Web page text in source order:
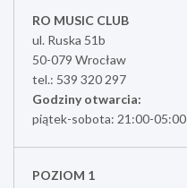
RO MUSIC CLUB
ul. Ruska 51b
50-079 Wrocław
tel.: 539 320 297
Godziny otwarcia:
piątek-sobota: 21:00-05:00
POZIOM 1